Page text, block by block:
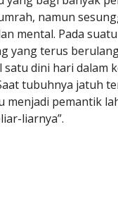
namun
mental. Pada
yang terus
dini hari dalam
tubuhnya jatuh
menjadi pemantik
liarnya”.